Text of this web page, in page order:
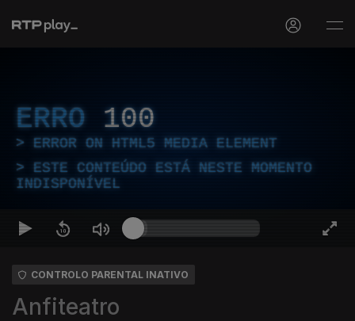
ERRO 100
ERROR ON HTML5 MEDIA ELEMENT
ESTE CONTEÚDO ESTÁ NESTE MOMENTO
INDISPONÍVEL
CONTROLO PARENTAL INATIVO
Anfiteatro